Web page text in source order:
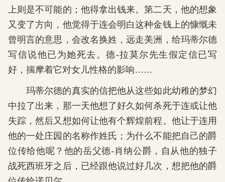
上则是不可能的；他得拿出钱来。第二天，他的想象
又变了方向，他觉得于连会明白这种金钱上的慷慨未
曾明言的意思，会改名换姓，远走美洲，给玛蒂尔德
写信说他已为她死去。德-拉莫尔先生假定信已写
好，揣摩着它对女儿性格的影响……
玛蒂尔德的真实的信把他从这些如此幼稚的梦幻
中拉了出来，那一天他想了好久如何杀死于连或让他
失踪，然后又想如何让他有个辉煌前程。他让于连用
他的一处庄园的名称作姓氏；为什么不能把自己的爵
位传给他呢？他的岳父德-肖纳公爵，自从他的独子
战死西班牙之后，已经跟他说过好几次，想把他的爵